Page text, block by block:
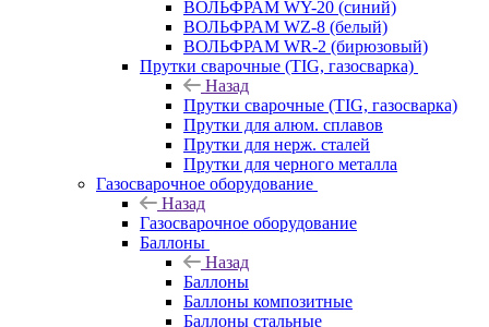
ВОЛЬФРАМ WY-20 (синий)
ВОЛЬФРАМ WZ-8 (белый)
ВОЛЬФРАМ WR-2 (бирюзовый)
Прутки сварочные (TIG, газосварка)
Назад
Прутки сварочные (TIG, газосварка)
Прутки для алюм. сплавов
Прутки для нерж. сталей
Прутки для черного металла
Газосварочное оборудование
Назад
Газосварочное оборудование
Баллоны
Назад
Баллоны
Баллоны композитные
Баллоны стальные